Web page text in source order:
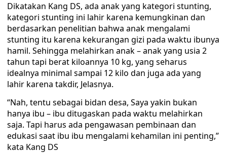
Dikatakan Kang DS, ada anak yang kategori stunting,
kategori stunting ini lahir karena kemungkinan dan
berdasarkan penelitian bahwa anak mengalami
stunting itu karena kekurangan gizi pada waktu ibunya
hamil. Sehingga melahirkan anak – anak yang usia 2
tahun tapi berat kiloannya 10 kg, yang seharus
idealnya minimal sampai 12 kilo dan juga ada yang
lahir karena takdir, Jelasnya.
“Nah, tentu sebagai bidan desa, Saya yakin bukan
hanya ibu – ibu ditugaskan pada waktu melahirkan
saja. Tapi harus ada pengawasan pembinaan dan
edukasi saat ibu ibu mengalami kehamilan ini penting,”
kata Kang DS